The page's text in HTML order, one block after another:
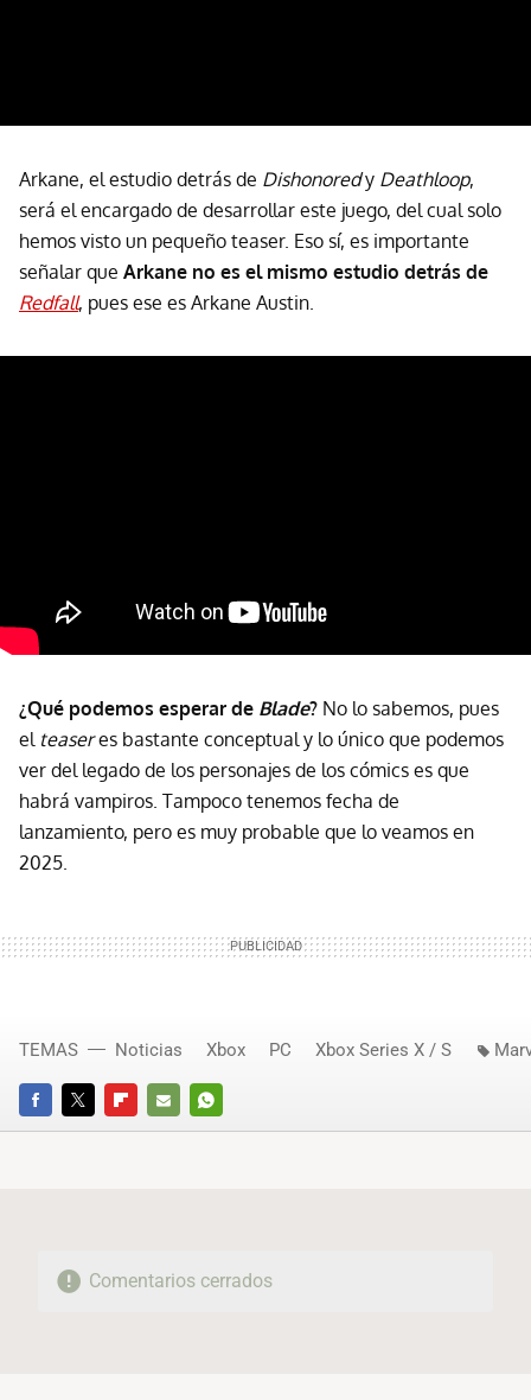
Arkane, el estudio detrás de Dishonoredy Deathloop,
será el encargado de desarrollar este juego, del cual solo
hemos visto un pequeño teaser. Eso sí, es importante
señalar que Arkane no es el mismo estudio detrás de
Redfall, pues ese es Arkane Austin.
¿Qué podemos esperar de Blade? No lo sabemos, pues
el teaseres bastante conceptual y lo único que podemos
ver del legado de los personajes de los cómics es que
habrá vampiros. Tampoco tenemos fecha de
lanzamiento, pero es muy probable que lo veamos en
2025.
FACEBOOKTWITTERFLIPBOARD
E-
WHATSAPP
TEMAS Noticias Xbox PC Xbox Series X / S
Comentarios cerrados